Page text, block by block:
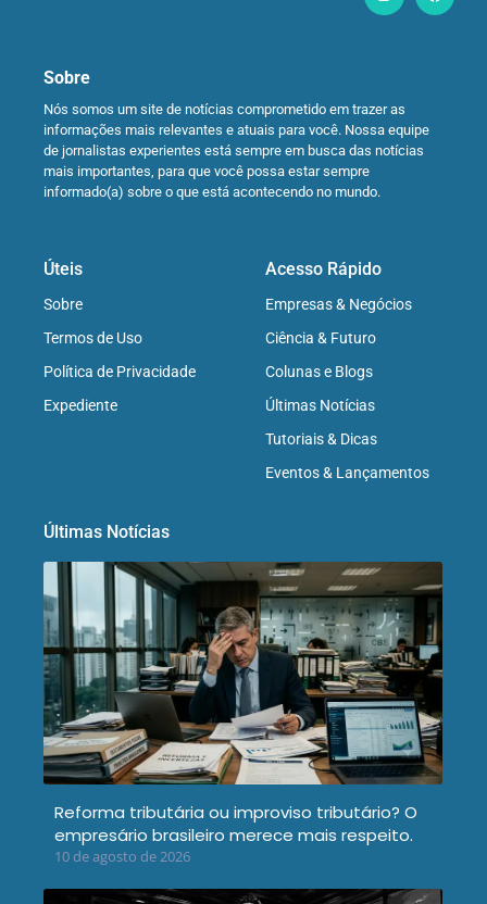
Sobre
Nós somos um site de notícias comprometido em trazer as
informações mais relevantes e atuais para você. Nossa equipe
de jornalistas experientes está sempre em busca das notícias
mais importantes, para que você possa estar sempre
informado(a) sobre o que está acontecendo no mundo.
Úteis
Sobre
Termos de Uso
Política de Privacidade
Expediente
Acesso Rápido
Empresas & Negócios
Ciência & Futuro
Colunas e Blogs
Últimas Notícias
Tutoriais & Dicas
Eventos & Lançamentos
Últimas Notícias
Reforma tributária ou improviso tributário? O
empresário brasileiro merece mais respeito.
10 de agosto de 2026